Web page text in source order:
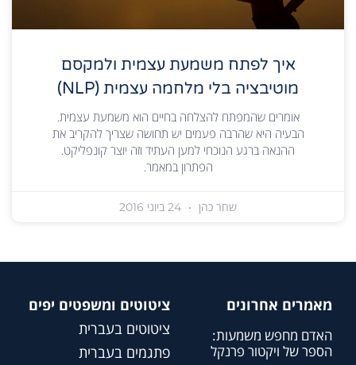
איך לפתח משמעת עצמית ולמקסם
מוטיבציה בלי מלחמה עצמית (NLP)
אומרים שהמפתח להצלחה בחיים הוא משמעת עצמית.
הבעיה היא שהרבה פעמים יש תחושה שצריך להקריב את
ההנאה ברגע הנוכחי למען העתיד וזה יוצר קונפליקט.
הפתרון במאמר.
שחר כהן
מאמרים אחרונים
האדם מחפש משמעות:
הספר של ויקטור פרנקל
ציטוטים ומשפטים יפים
ציטוטים בעברית
פתגמים בעברית